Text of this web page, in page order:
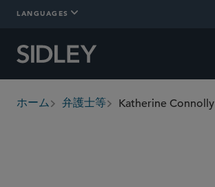
LANGUAGES
breadcrumbs
ホーム 弁護士等 Katherine Connolly